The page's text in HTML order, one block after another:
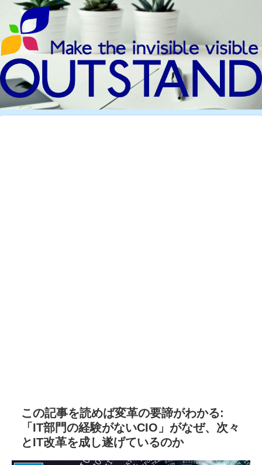
この記事を読めば変革の要諦がわかる:
「IT部門の経験がないCIO」がなぜ、次々
とIT改革を成し遂げているのか